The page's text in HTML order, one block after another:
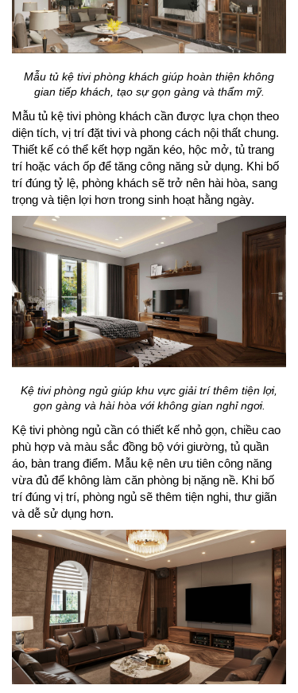
Mẫu tủ kệ tivi phòng khách giúp hoàn thiện không
gian tiếp khách, tạo sự gọn gàng và thẩm mỹ.
Mẫu tủ kệ tivi phòng khách cần được lựa chọn theo
diện tích, vị trí đặt tivi và phong cách nội thất chung.
Thiết kế có thể kết hợp ngăn kéo, hộc mở, tủ trang
trí hoặc vách ốp để tăng công năng sử dụng. Khi bố
trí đúng tỷ lệ, phòng khách sẽ trở nên hài hòa, sang
trọng và tiện lợi hơn trong sinh hoạt hằng ngày.
Kệ tivi phòng ngủ giúp khu vực giải trí thêm tiện lợi,
gọn gàng và hài hòa với không gian nghỉ ngơi.
Kệ tivi phòng ngủ cần có thiết kế nhỏ gọn, chiều cao
phù hợp và màu sắc đồng bộ với giường, tủ quần
áo, bàn trang điểm. Mẫu kệ nên ưu tiên công năng
vừa đủ để không làm căn phòng bị nặng nề. Khi bố
trí đúng vị trí, phòng ngủ sẽ thêm tiện nghi, thư giãn
và dễ sử dụng hơn.